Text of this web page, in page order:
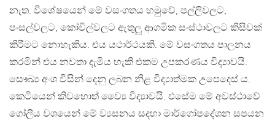
නැත. විශේෂයෙන් මේ වසංගතය හමුවේ, පල්ලිවලට,
පංසල්වලට, කෝවිල්වලට ඇතුලු ආගමික සංස්ථාවලට කිසිවක්
කිරීමට නොහැකිය. එය යථාර්ථයකි. මේ වසංගතය පාලනය
කරමින් එය නවතා දැමිය හැකි එකම උපකරණය විද්‍යාවයි.
සෞඛ්‍ය අංශ විසින් දෙනු ලබන නිළ විද්‍යාත්මක උපෙදෙස් ය.
කෙටියෙන් කිවහොත් ව්‍යෛ විද්‍යාවයි. එසේම මේ අවස්ථාවේ
ගෝලීය වශයෙන් මේ ව්‍යසනය සදහා මාර්ගෝපදේශන සපයන